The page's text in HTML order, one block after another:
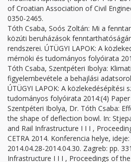
of Croatian Association of Civil
0350-2465.
Tóth Csaba, Soós Zoltán: Mi a
közúti beruházások
rendszerei. ÚTÜGYI LAPOK: A
mérnöki és tudományos folyóirata
Tóth Csaba, Szentpéteri Ibolya:
figyelembevétele a behajlási
ÚTÜGYI LAPOK: A közlekedésépítési
tudományos folyóirata 2014:(4)
Szentpéteri Ibolya, Dr. Tóth Csaba:
the shape of deflection bowl. In:
and Rail Infrastructure I I I ,
CETRA 2014. Konferencia helye,
2014.04.28-2014.04.30. Zagreb: pp.
Infrastructure I I I , Proceedings of